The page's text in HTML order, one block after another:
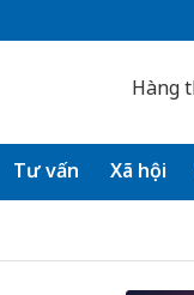
Hàng
Tư vấn Xã hội